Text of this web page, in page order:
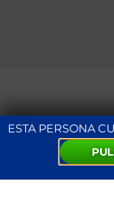
ESTA PERSONA